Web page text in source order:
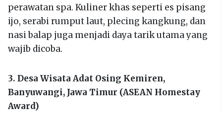
perawatan spa. Kuliner khas seperti es pisang
ijo, serabi rumput laut, plecing kangkung, dan
nasi balap juga menjadi daya tarik utama yang
wajib dicoba.
3. Desa Wisata Adat Osing Kemiren,
Banyuwangi, Jawa Timur (ASEAN Homestay
Award)